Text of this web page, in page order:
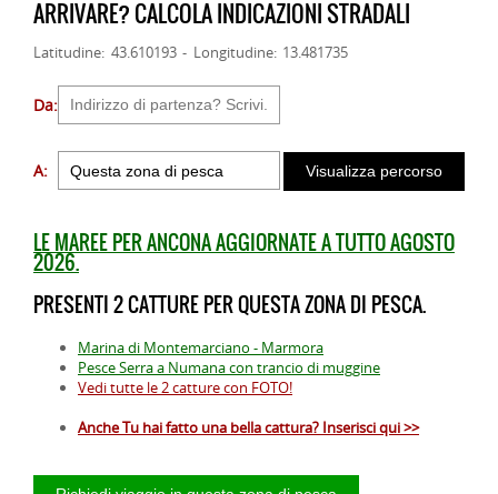
ARRIVARE? CALCOLA INDICAZIONI STRADALI
Latitudine: 43.610193 - Longitudine: 13.481735
Da:
A:
LE MAREE PER ANCONA AGGIORNATE A TUTTO AGOSTO
2026.
PRESENTI 2 CATTURE PER QUESTA ZONA DI PESCA.
Marina di Montemarciano - Marmora
Pesce Serra a Numana con trancio di muggine
Vedi tutte le 2 catture con FOTO!
Anche Tu hai fatto una bella cattura? Inserisci qui >>